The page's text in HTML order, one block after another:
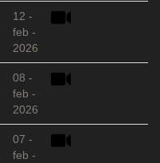
12 -
feb -
2026
08 -
feb -
2026
07 -
feb -